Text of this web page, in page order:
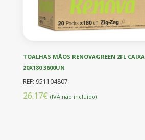
TOALHAS MÃOS RENOVAGREEN 2FL CAIXA
20X180 3600UN
REF: 951104807
26.17€ (IVA não incluído)